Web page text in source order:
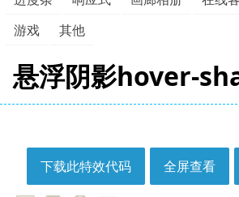
游戏
其他
悬浮阴影hover-
全屏查看
下载此特效代码